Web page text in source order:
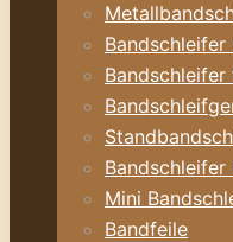
Bandschleifer
Bandschleifer
Mini
Bandfeile